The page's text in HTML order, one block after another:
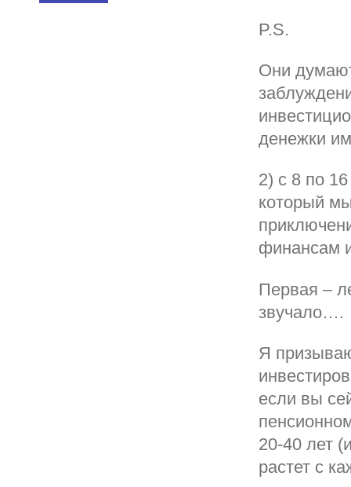
P.S.
Они
денежки
2) с 8 по
который
финансам
Первая –
звучало….
Я
если вы
20-40 лет
растет с